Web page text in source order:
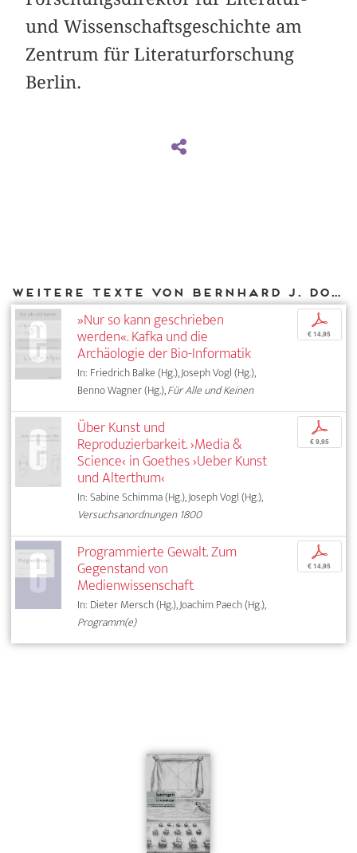
und Wissenschaftsgeschichte am
Zentrum für Literaturforschung
Berlin.
Weitere Texte von Bernhard J. Dotzler bei DIAPHANES
»Nur so kann geschrieben
werden«. Kafka und die
Archäologie der Bio-Informatik
In: Friedrich Balke (Hg.), Joseph Vogl (Hg.),
Benno Wagner (Hg.),Für Alle und Keinen
p
€ 14,95
Über Kunst und
Reproduzierbarkeit. ›Media &
Science‹ in Goethes ›Ueber Kunst
und Alterthum‹
In: Sabine Schimma (Hg.), Joseph Vogl (Hg.),
Versuchsanordnungen 1800
p
€ 9,95
Programmierte Gewalt. Zum
Gegenstand von
Medienwissenschaft
In: Dieter Mersch (Hg.), Joachim Paech (Hg.),
Programm(e)
p
€ 14,95